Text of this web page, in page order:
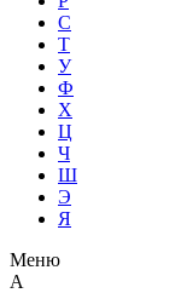
С
Т
У
Ф
Х
Ц
Ч
Ш
Э
Я
Меню
А